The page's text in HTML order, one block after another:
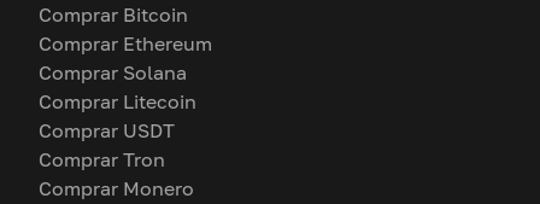
Comprar Bitcoin
Comprar Ethereum
Comprar Solana
Comprar Litecoin
Comprar USDT
Comprar Tron
Comprar Monero